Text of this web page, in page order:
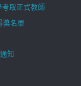
考取正式教師
獎名單
知